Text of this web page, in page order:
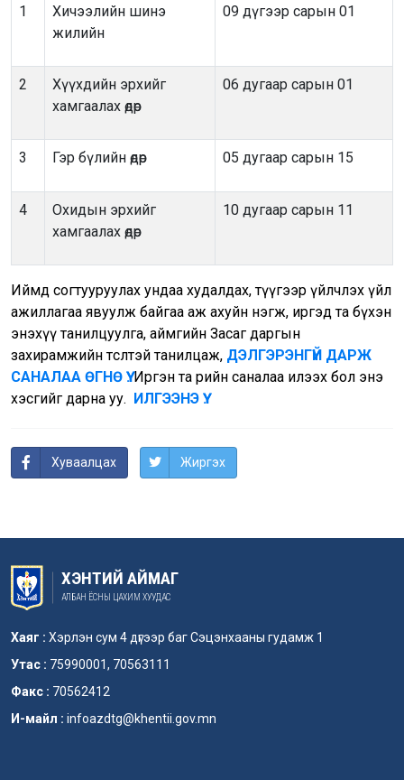
1
Хичээлийн шинэ
жилийн
09 дүгээр сарын 01
2
Хүүхдийн эрхийг
хамгаалах өдөр
06 дугаар сарын 01
3 Гэр бүлийн өдөр 05 дугаар сарын 15
4
Охидын эрхийг
хамгаалах өдөр
10 дугаар сарын 11
Иймд согтууруулах ундаа худалдах, түүгээр үйлчлэх үйл
ажиллагаа явуулж байгаа аж ахуйн нэгж, иргэд та бүхэн
энэхүү танилцуулга, аймгийн Засаг даргын
захирамжийн төсөлтэй танилцаж, ДЭЛГЭРЭНГҮЙ ДАРЖ
САНАЛАА ӨГНӨ ҮҮ. Иргэн та өөрийн саналаа илээх бол энэ
хэсгийг дарна уу. ИЛГЭЭНЭ ҮҮ.
Хуваалцах Жиргэх
ХЭНТИЙ АЙМАГ
АЛБАН ЁСНЫ ЦАХИМ ХУУДАС
Хаяг : Хэрлэн сум 4 дүгээр баг Сэцэнхааны гудамж 1
Утас : 75990001, 70563111
Факс : 70562412
И-майл : infoazdtg@khentii.gov.mn